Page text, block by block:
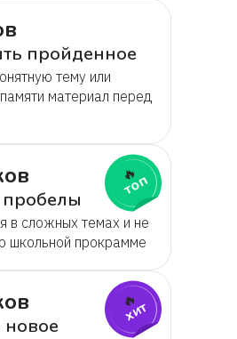
пройденное
тему или
материал перед
в сложных темах и не
школьной прокрамме
🔥
топ
🔥
хит